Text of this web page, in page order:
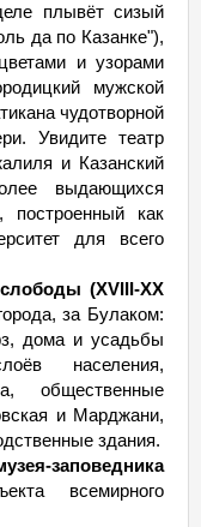
плывёт сизый
да по Казанке"),
и узорами
мужской
чудотворной
Увидите театр
и Казанский
выдающихся
построенный как
для всего
(XVIII-XX
за Булаком:
дома и усадьбы
населения,
общественные
и Марджани,
здания.
заповедника
всемирного